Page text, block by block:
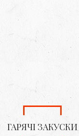
ГАРЯЧІ ЗАКУСКИ